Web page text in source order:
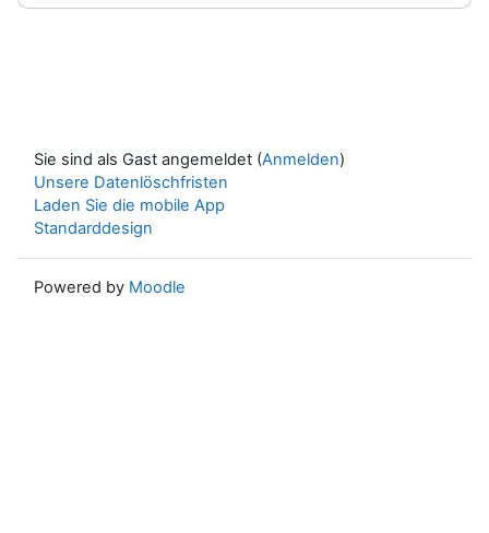
Sie sind als Gast angemeldet (Anmelden)
Unsere Datenlöschfristen
Laden Sie die mobile App
Standarddesign
Powered by Moodle